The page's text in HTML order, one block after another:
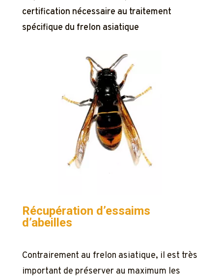
certification nécessaire au traitement
spécifique du frelon asiatique
Récupération d’essaims
d’abeilles
Contrairement au frelon asiatique, il est très
important de préserver au maximum les